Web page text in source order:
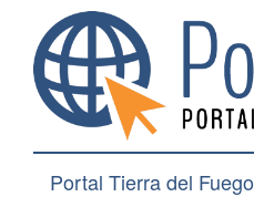
Portal Tierra del Fuego